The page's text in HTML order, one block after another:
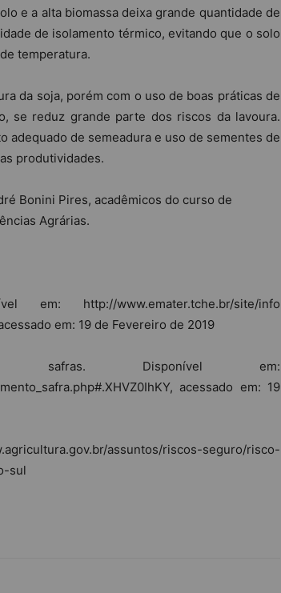
e a alta biomassa deixa grande quantidade de
de isolamento térmico, evitando que o solo
temperatura.
da soja, porém com o uso de boas práticas de
se reduz grande parte dos riscos da lavoura.
adequado de semeadura e uso de sementes de
produtividades.
Bonini Pires, acadêmicos do curso de
Agrárias.
em: http://www.emater.tche.br/site/info
em: 19 de Fevereiro de 2019
de safras. Disponível em:
acessado em: 19
assuntos/riscos-seguro/risco-
sul